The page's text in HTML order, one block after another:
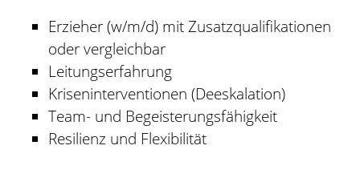
Erzieher (w/m/d) mit Zusatzqualifikationen
oder vergleichbar
Leitungserfahrung
Kriseninterventionen (Deeskalation)
Team- und Begeisterungsfähigkeit
Resilienz und Flexibilität